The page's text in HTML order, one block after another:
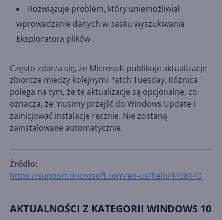
Rozwiązuje problem, który uniemożliwiał
wprowadzanie danych w pasku wyszukiwania
Eksploratora plików .
Często zdarza się, że Microsoft publikuje aktualizacje
zbiorcze między kolejnymi Patch Tuesday. Różnica
polega na tym, że te aktualizacje są opcjonalne, co
oznacza, że musimy przejść do Windows Update i
zainicjować instalację ręcznie. Nie zostaną
zainstalowane automatycznie.
Źródło:
https://support.microsoft.com/en-us/help/4498140
AKTUALNOŚCI Z KATEGORII WINDOWS 10